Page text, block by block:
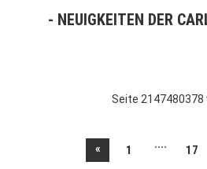
NEUIGKEITEN DER
Seite 2147480378
« 1 .... 17